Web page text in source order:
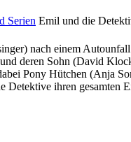
Serien Emil und die
nach einem
deren Sohn (David
Pony Hütchen (Anja
Detektive ihren